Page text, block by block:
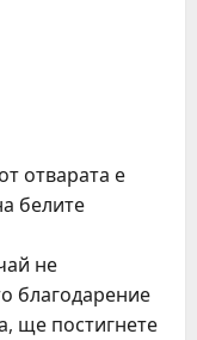
отварата е
белите
не
благодарение
ще постигнете